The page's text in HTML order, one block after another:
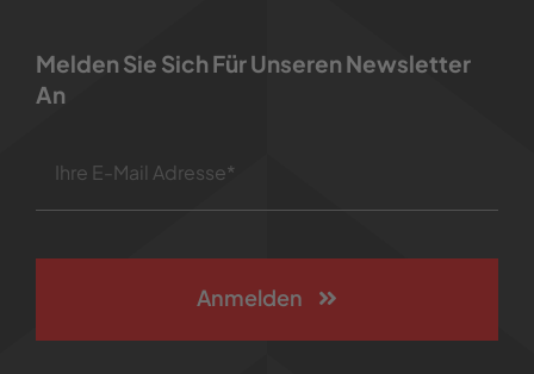
Melden Sie Sich Für Unseren Newsletter
An
Anmelden